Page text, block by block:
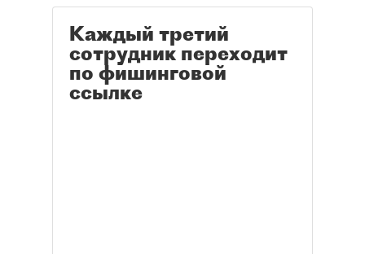
Каждый третий
сотрудник переходит
по фишинговой
ссылке